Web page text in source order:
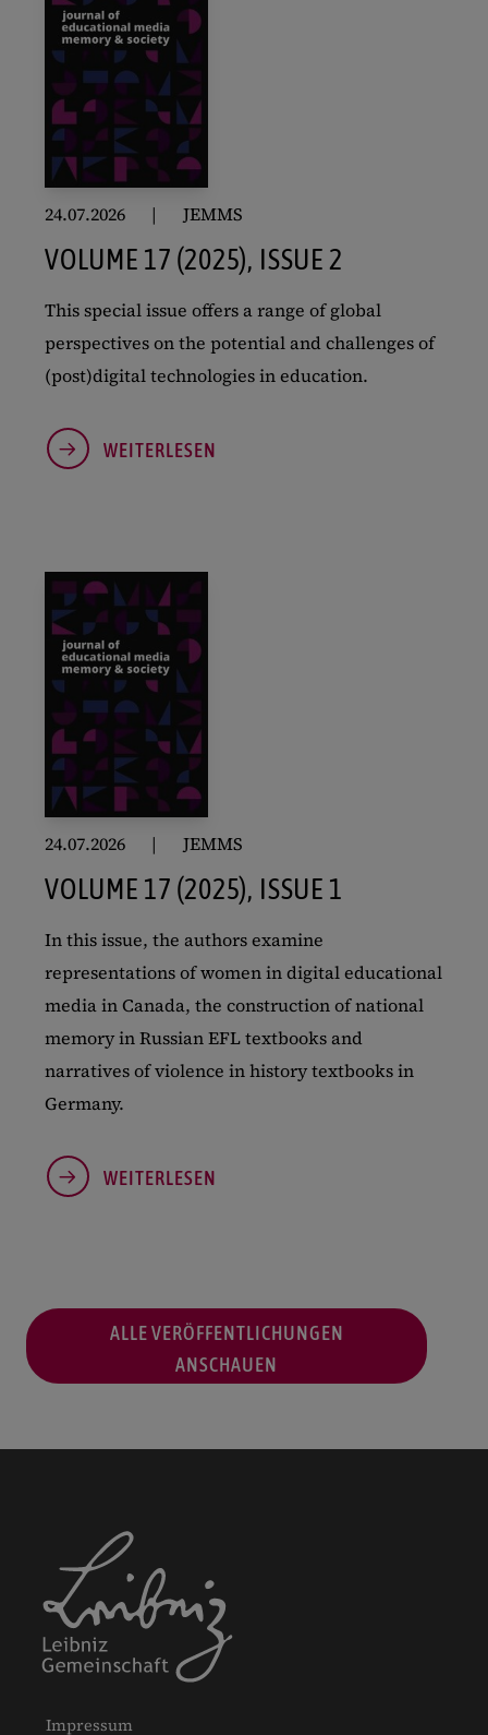
24.07.2026 JEMMS
VOLUME 17 (2025), ISSUE 2
This special issue offers a range of global
perspectives on the potential and challenges of
(post)digital technologies in education.
WEITERLESEN
24.07.2026 JEMMS
VOLUME 17 (2025), ISSUE 1
In this issue, the authors examine
representations of women in digital educational
media in Canada, the construction of national
memory in Russian EFL textbooks and
narratives of violence in history textbooks in
Germany.
WEITERLESEN
ALLE VERÖFFENTLICHUNGEN
ANSCHAUEN
Impressum